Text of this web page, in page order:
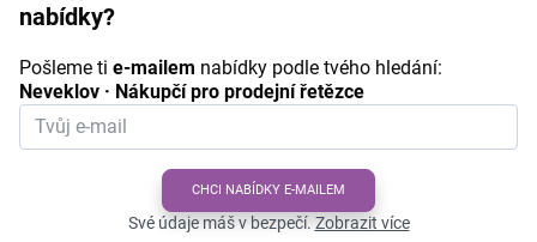
nabídky?
Pošleme ti e-mailem nabídky podle tvého hledání:
Neveklov · Nákupčí pro prodejní řetězce
CHCI NABÍDKY E-MAILEM
Své údaje máš v bezpečí.Zobrazit více